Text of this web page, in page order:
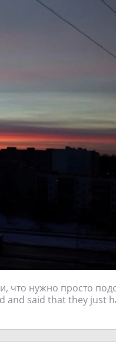
что нужно просто
and said that they just